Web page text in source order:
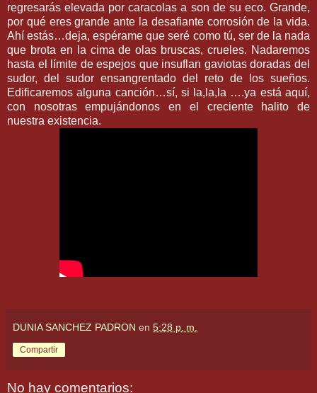
regresarás elevada por caracolas a son de su eco. Grande,
por qué eres grande ante la desafiante corrosión de la vida.
Ahí estás…deja, espérame que seré como tú, ser de la nada
que brota en la cima de olas bruscas, crueles. Nadaremos
hasta el límite de espejos que insuflan gaviotas doradas del
sudor, del sudor ensangrentado del reto de los sueños.
Edificaremos alguna canción…sí, si la,la,la ….ya está aquí,
con nosotras empujándonos en el creciente halito de
nuestra existencia.
DUNIA SANCHEZ PADRON en 5:28 p. m.
Compartir
No hay comentarios: